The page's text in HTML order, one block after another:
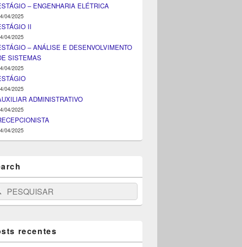
– ENGENHARIA ELÉTRICA
04/2025
II
04/2025
– ANÁLISE E DESENVOLVIMENTO
SISTEMAS
04/2025
04/2025
ADMINISTRATIVO
04/2025
04/2025
Pesquisar
recentes